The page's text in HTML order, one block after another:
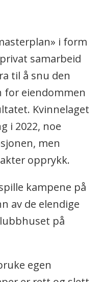
i kommunen i
med
anlegg.
program
i form
samarbeid
til å snu den
for eiendommen
Kvinnelaget
i 2022, noe
men
opprykk.
kampene på
av de elendige
på
egen